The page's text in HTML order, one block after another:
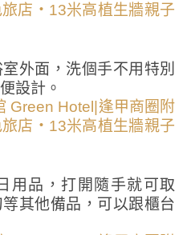
外面，洗個手不用特別
設計。
用品，打開隨手就可取
其他備品，可以跟櫃台